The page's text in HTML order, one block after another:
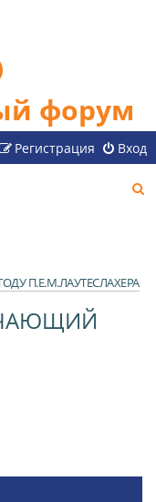
форум
Вход
Регистрация
П.Е.М.ЛАУТЕСЛАХЕРА